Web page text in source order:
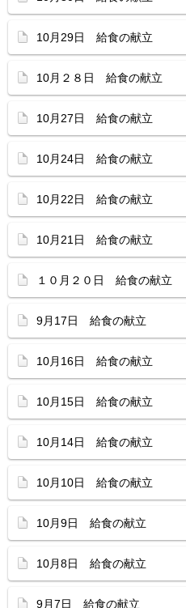
10月29日 給食の献立
10月２８日 給食の献立
10月27日 給食の献立
10月24日 給食の献立
10月22日 給食の献立
10月21日 給食の献立
１０月２０日 給食の献立
9月17日 給食の献立
10月16日 給食の献立
10月15日 給食の献立
10月14日 給食の献立
10月10日 給食の献立
10月9日 給食の献立
10月8日 給食の献立
9月7日 給食の献立